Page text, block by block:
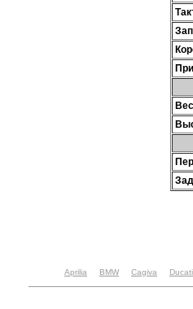
Aprilia BMW Cagiva Ducati